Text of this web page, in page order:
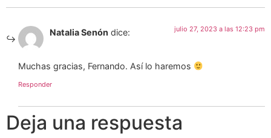
Natalia Senón dice: julio 27, 2023 a las 12:23 pm
Muchas gracias, Fernando. Así lo haremos
Responder
Deja una respuesta